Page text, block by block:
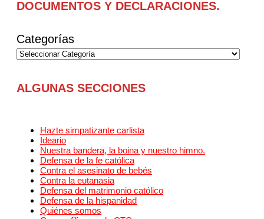
DOCUMENTOS Y DECLARACIONES.
Categorías
ALGUNAS SECCIONES
Hazte simpatizante carlista
Ideario
Nuestra bandera, la boina y nuestro himno.
Defensa de la fe católica
Contra el asesinato de bebés
Contra la eutanasia
Defensa del matrimonio católico
Defensa de la hispanidad
Quiénes somos